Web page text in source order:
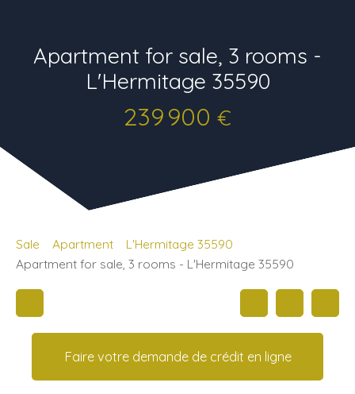
Apartment for sale, 3 rooms -
L'Hermitage 35590
239 900 €
Sale Apartment
L'Hermitage 35590
Apartment for sale, 3 rooms - L'Hermitage 35590
Faire votre demande de crédit en ligne